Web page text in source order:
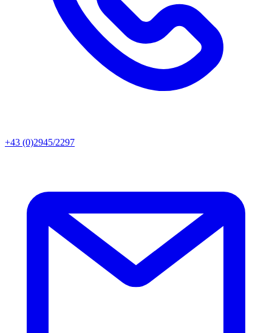
+43 (0)2945/2297